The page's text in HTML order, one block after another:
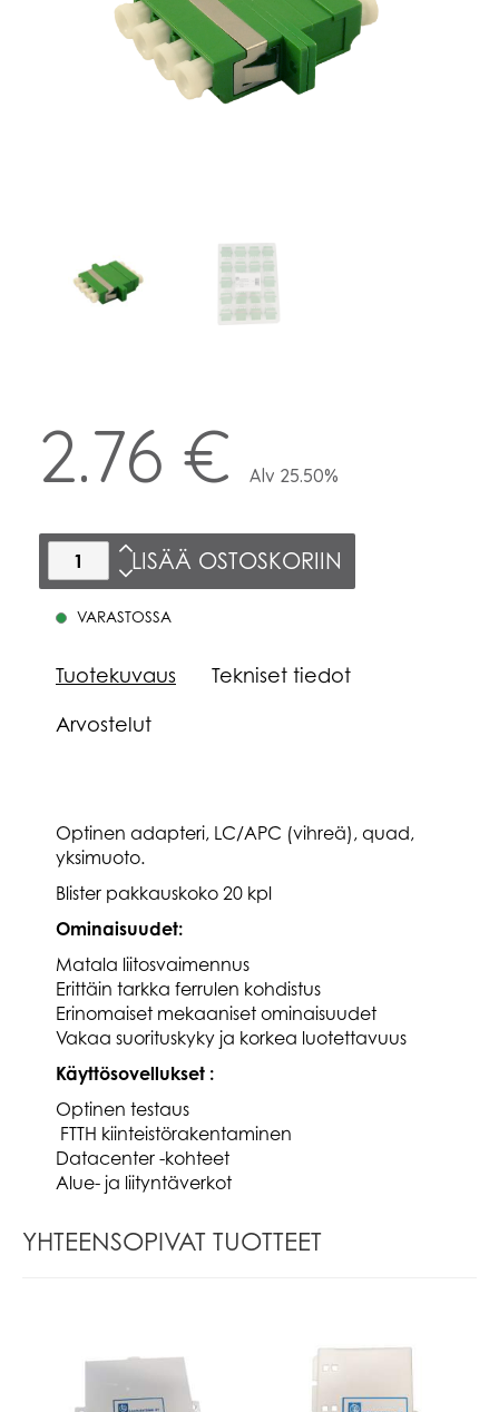
2.76 € Alv 25.50%
LISÄÄ OSTOSKORIIN
VARASTOSSA
Tuotekuvaus
Tekniset tiedot
Arvostelut
Optinen adapteri, LC/APC (vihreä), quad,
yksimuoto.
Blister pakkauskoko 20 kpl
Ominaisuudet:
Matala liitosvaimennus
Erittäin tarkka ferrulen kohdistus
Erinomaiset mekaaniset ominaisuudet
Vakaa suorituskyky ja korkea luotettavuus
Käyttösovellukset :
Optinen testaus
FTTH kiinteistörakentaminen
Datacenter -kohteet
Alue- ja liityntäverkot
YHTEENSOPIVAT TUOTTEET